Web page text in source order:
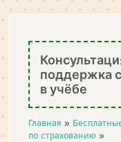
поддержка
в учёбе
Главная »
по страхованию »